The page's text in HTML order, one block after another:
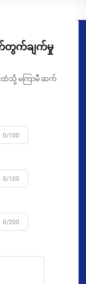
က်တွက်ချက်မှု
သို့ မကြာမီ ဆက်
0/100
0/100
0/200